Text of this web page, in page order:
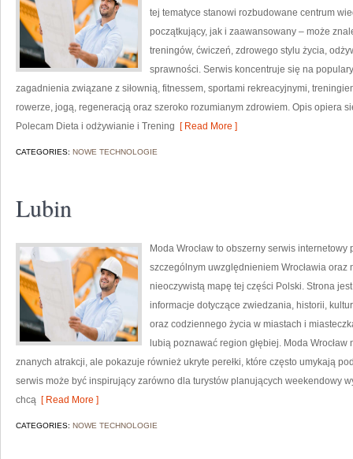
tej tematyce stanowi rozbudowane centrum
początkujący, jak i zaawansowany – może
treningów, ćwiczeń, zdrowego stylu życia,
sprawności. Serwis koncentruje się na
zagadnienia związane z siłownią, fitnessem, sportami rekreacyjnymi,
rowerze, jogą, regeneracją oraz szeroko rozumianym zdrowiem. Opis opiera
Polecam Dieta i odżywianie i Trening [ Read More ]
CATEGORIES: NOWE TECHNOLOGIE
Lubin
Moda Wrocław to obszerny serwis
szczególnym uwzględnieniem Wrocławia
nieoczywistą mapę tej części Polski. Strona
informacje dotyczące zwiedzania, historii,
oraz codziennego życia w miastach i
lubią poznawać region głębiej. Moda
znanych atrakcji, ale pokazuje również ukryte perełki, które często umykają
serwis może być inspirujący zarówno dla turystów planujących weekendowy
chcą [ Read More ]
CATEGORIES: NOWE TECHNOLOGIE